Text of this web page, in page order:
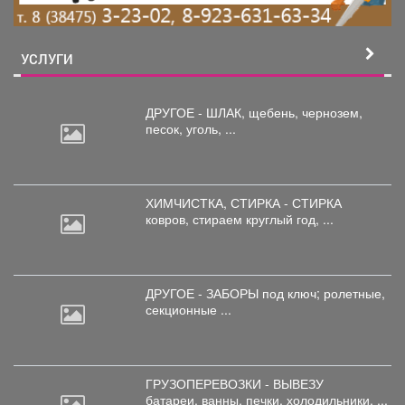
УСЛУГИ
ДРУГОЕ - ШЛАК, щебень, чернозем,
песок, уголь, ...
ХИМЧИСТКА, СТИРКА - СТИРКА
ковров, стираем круглый год, ...
ДРУГОЕ - ЗАБОРЫ под ключ; ролетные,
секционные ...
ГРУЗОПЕРЕВОЗКИ - ВЫВЕЗУ
батареи, ванны, печки, холодильники, ...